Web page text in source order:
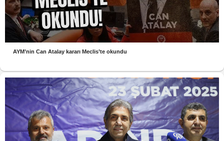
AYM’nin Can Atalay kararı Meclis’te okundu